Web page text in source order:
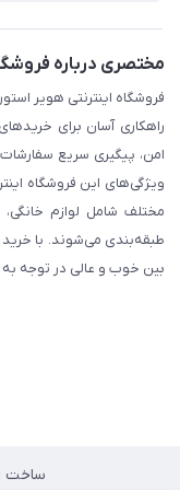
مختصری درباره
فروشگاه اینترنتی هویر
راهکاری آسان برای
امن، پیگیری سریع
ویژگی‌های این فروشگاه
مختلف شامل لوازم
طبقه‌بندی می‌شوند. با خرید
بین خوب و عالی در توجه
ساخت